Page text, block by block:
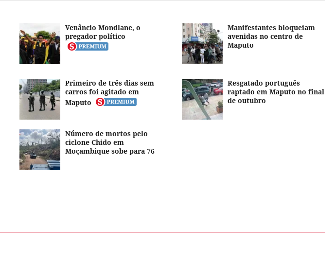
Venâncio Mondlane, o
pregador político
Manifestantes bloqueiam
avenidas no centro de
Maputo
Primeiro de três dias sem
carros foi agitado em
Maputo
Resgatado português
raptado em Maputo no final
de outubro
Número de mortos pelo
ciclone Chido em
Moçambique sobe para 76